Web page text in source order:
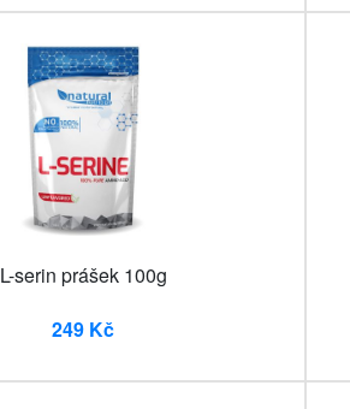
L-serin prášek 100g
249 Kč